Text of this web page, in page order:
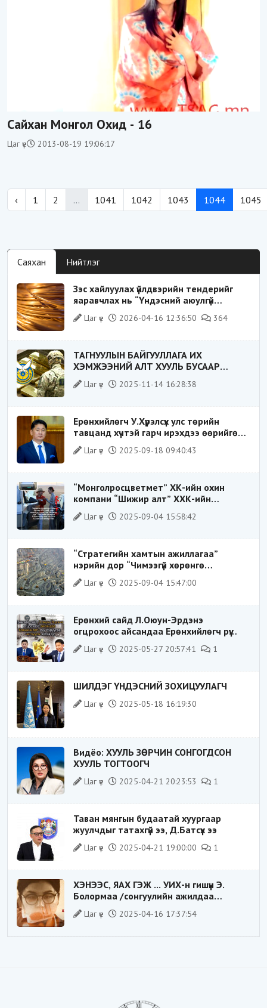
Сайхан Монгол Охид - 16
Цаг үе 2013-08-19 19:06:17
‹ 1 2 ... 1041 1042 1043 1044 1045
Саяхан Нийтлэг
Зэс хайлуулах үйлдвэрийн тендерийг
яаравчлах нь “Үндэсний аюулгүй
байдал“-д эрсдэлтэй юу?
Цаг үе 2026-04-16 12:36:50 364
ТАГНУУЛЫН БАЙГУУЛЛАГА ИХ
ХЭМЖЭЭНИЙ АЛТ ХУУЛЬ БУСААР
ХИЛЭЭР ГАРГАХ ГЭЖ БАЙСАН
ҮЙЛДЛИЙГ ТАСЛАН ЗОГСООЛОО
Цаг үе 2025-11-14 16:28:38
Ерөнхийлөгч У.Хүрэлсүх улс төрийн
тавцанд хүчтэй гарч ирэхдээ өөрийгөө
шударга ёсны төлөө тэмцэгч, “хуучин
тогтолцооны хонгилыг нураагч” гэсэн
Цаг үе 2025-09-18 09:40:43
“Монголросцветмет” ХК-ийн охин
компани “Шижир алт” ХХК-ийн
Гүйцэтгэх захирлаар ажиллаж байсан
О.Баттөмөрт холбогдох хэрэг хаашаа
Цаг үе 2025-09-04 15:58:42
“Стратегийн хамтын ажиллагаа”
нэрийн дор “Чимээгүй хөрөнгө
хуримтлал”
Цаг үе 2025-09-04 15:47:00
Ерөнхий сайд Л.Оюун-Эрдэнэ
огцрохоос айсандаа Ерөнхийлөгч рүү
буруугаа чиглүүлж эхлэв үү
Цаг үе 2025-05-27 20:57:41 1
ШИЛДЭГ ҮНДЭСНИЙ ЗОХИЦУУЛАГЧ
Цаг үе 2025-05-18 16:19:30
Видёо: ХУУЛЬ ЗӨРЧИН СОНГОГДСОН
ХУУЛЬ ТОГТООГЧ
Цаг үе 2025-04-21 20:23:53 1
Таван мянгын будаатай хуургаар
жуулчдыг татахгүй ээ, Д.Батсүх ээ
Цаг үе 2025-04-21 19:00:00 1
ХЭНЭЭС, ЯАХ ГЭЖ ... УИХ-н гишүүн Э.
Болормаа /сонгуулийн ажилдаа
гадаадын компаниас хандив авсан уу/
Цаг үе 2025-04-16 17:37:54